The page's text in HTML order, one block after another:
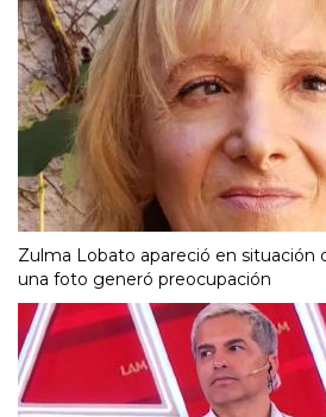
Zulma Lobato apareció en situación
una foto generó preocupación